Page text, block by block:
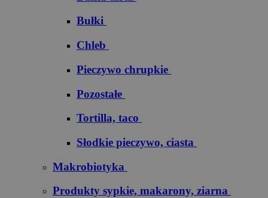
Bułki
Chleb
Pieczywo chrupkie
Pozostałe
Tortilla, taco
Słodkie pieczywo, ciasta
Makrobiotyka
Produkty sypkie, makarony, ziarna